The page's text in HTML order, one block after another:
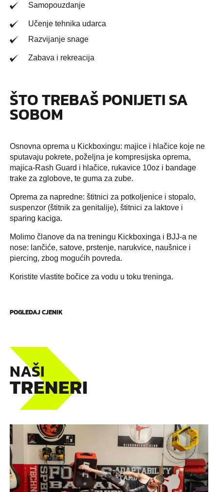
Samopouzdanje
Učenje tehnika udarca
Razvijanje snage
Zabava i rekreacija
ŠTO TREBAŠ PONIJETI SA
SOBOM
Osnovna oprema u Kickboxingu: majice i hlačice koje ne
sputavaju pokrete, poželjna je kompresijska oprema,
majica-Rash Guard i hlačice, rukavice 10oz i bandage
trake za zglobove, te guma za zube.
Oprema za napredne: štitnici za potkoljenice i stopalo,
suspenzor (štitnik za genitalije), štitnici za laktove i
sparing kaciga.
Molimo članove da na treningu Kickboxinga i BJJ-a ne
nose: lančiće, satove, prstenje, narukvice, naušnice i
piercing, zbog mogućih povreda.
Koristite vlastite bočice za vodu u toku treninga.
POGLEDAJ CJENIK
NAŠI
TRENERI